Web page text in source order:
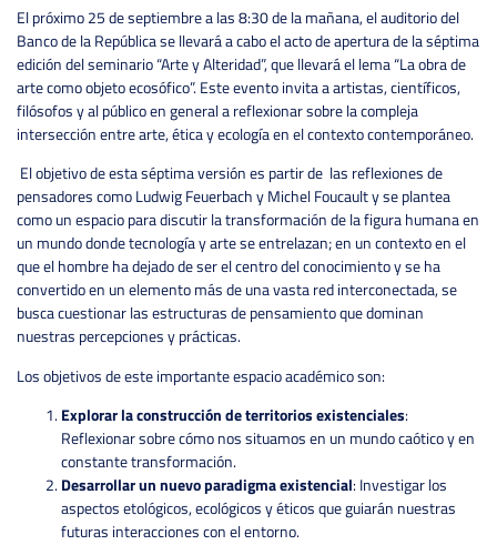
El próximo 25 de septiembre a las 8:30 de la mañana, el auditorio del
Banco de la República se llevará a cabo el acto de apertura de la séptima
edición del seminario “Arte y Alteridad”, que llevará el lema “La obra de
arte como objeto ecosófico”. Este evento invita a artistas, científicos,
filósofos y al público en general a reflexionar sobre la compleja
intersección entre arte, ética y ecología en el contexto contemporáneo.
El objetivo de esta séptima versión es partir de las reflexiones de
pensadores como Ludwig Feuerbach y Michel Foucault y se plantea
como un espacio para discutir la transformación de la figura humana en
un mundo donde tecnología y arte se entrelazan; en un contexto en el
que el hombre ha dejado de ser el centro del conocimiento y se ha
convertido en un elemento más de una vasta red interconectada, se
busca cuestionar las estructuras de pensamiento que dominan
nuestras percepciones y prácticas.
Los objetivos de este importante espacio académico son:
Explorar la construcción de territorios existenciales:
Reflexionar sobre cómo nos situamos en un mundo caótico y en
constante transformación.
Desarrollar un nuevo paradigma existencial: Investigar los
aspectos etológicos, ecológicos y éticos que guiarán nuestras
futuras interacciones con el entorno.